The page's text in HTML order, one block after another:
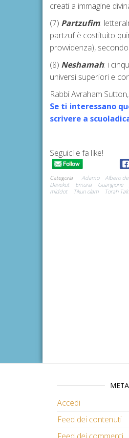
creati a immagine
(7) Partzufim:
partzuf è costituito
provvidenza),
(8) Neshamah: i
universi superiori e
Rabbi Avraham
Se ti interessano
scrivere a
Seguici e fa like!
Categoria Adamo Albero
Devekut
Emuna Guarigione
middot
Tikun olam Torah
META
Accedi
Feed dei contenuti